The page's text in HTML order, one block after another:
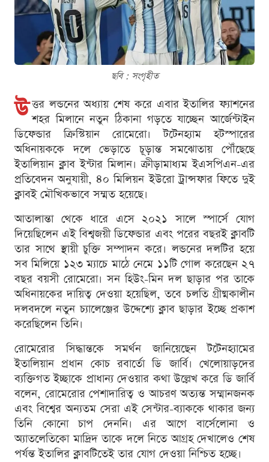
ছবি : সংগৃহীত
উ ত্তর লন্ডনের অধ্যায় শেষ করে এবার ইতালির ফ্যাশনের
শহর মিলানে নতুন ঠিকানা গড়তে যাচ্ছেন আর্জেন্টাইন
ডিফেন্ডার ক্রিস্টিয়ান রোমেরো। টটেনহ্যাম হটস্পারের
অধিনায়ককে দলে ভেড়াতে চূড়ান্ত সমঝোতায় পৌঁছেছে
ইতালিয়ান ক্লাব ইন্টার মিলান। ক্রীড়ামাধ্যম ইএসপিএন-এর
প্রতিবেদন অনুযায়ী, ৪০ মিলিয়ন ইউরো ট্রান্সফার ফিতে দুই
ক্লাবই মৌখিকভাবে সম্মত হয়েছে।
আতালান্তা থেকে ধারে এসে ২০২১ সালে স্পার্সে যোগ
দিয়েছিলেন এই বিশ্বজয়ী ডিফেন্ডার এবং পরের বছরই ক্লাবটি
তার সাথে স্থায়ী চুক্তি সম্পাদন করে। লন্ডনের দলটির হয়ে
সব মিলিয়ে ১২৩ ম্যাচে মাঠে নেমে ১১টি গোল করেছেন ২৭
বছর বয়সী রোমেরো। সন হিউং-মিন দল ছাড়ার পর তাকে
অধিনায়কের দায়িত্ব দেওয়া হয়েছিল, তবে চলতি গ্রীষ্মকালীন
দলবদলে নতুন চ্যালেঞ্জের উদ্দেশ্যে ক্লাব ছাড়ার ইচ্ছে প্রকাশ
করেছিলেন তিনি।
রোমেরোর সিদ্ধান্তকে সমর্থন জানিয়েছেন টটেনহ্যামের
ইতালিয়ান প্রধান কোচ রবার্তো ডি জার্বি। খেলোয়াড়দের
ব্যক্তিগত ইচ্ছাকে প্রাধান্য দেওয়ার কথা উল্লেখ করে ডি জার্বি
বলেন, রোমেরোর পেশাদারিত্ব ও আচরণ অত্যন্ত সম্মানজনক
এবং বিশ্বের অন্যতম সেরা এই সেন্টার-ব্যাককে থাকার জন্য
তিনি কোনো চাপ দেননি। এর আগে বার্সেলোনা ও
অ্যাতলেতিকো মাদ্রিদ তাকে দলে নিতে আগ্রহ দেখালেও শেষ
পর্যন্ত ইতালির ক্লাবটিতেই তার যোগ দেওয়া নিশ্চিত হচ্ছে।